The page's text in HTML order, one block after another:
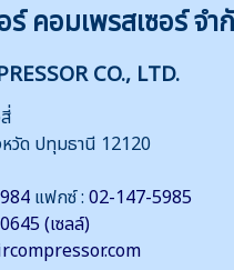
ร์ คอมเพรสเซอร์ จำ
CO., LTD.
วัด ปทุมธานี 12120
แฟกซ์ : 02-147-5985
(เซลล์)